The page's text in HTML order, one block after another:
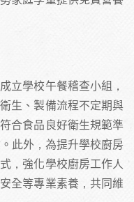
立學校午餐稽查小組，
生、製備流程不定期與
合食品良好衛生規範準
此外，為提升學校廚房
，強化學校廚房工作人
全等專業素養，共同維